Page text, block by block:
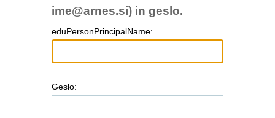
ime@arnes.si) in geslo.
eduPersonPrincipalName:
Geslo: